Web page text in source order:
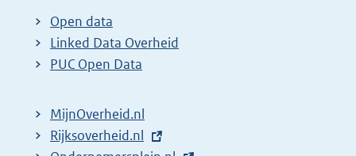
t
e
r
l
i
Open data
Linked Data Overheid
PUC Open Data
MijnOverheid.nl
E
Rijksoverheid.nl